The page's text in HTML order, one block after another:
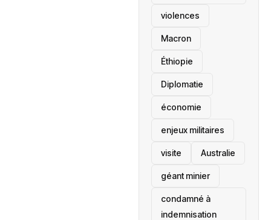
violences
Macron
Éthiopie
Diplomatie
économie
enjeux militaires
visite ‎Australie
géant minier
condamné à
indemnisation